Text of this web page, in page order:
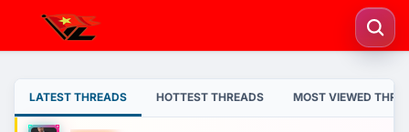
LATEST THREADS HOTTEST THREADS MOST VIEWED